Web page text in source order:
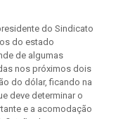
do Sindicato
do estado
de algumas
nos próximos dois
do dólar, ficando na
deve determinar o
e a acomodação